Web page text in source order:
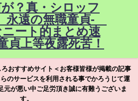
？真・シロッフ
遠の無職童貞-
ート的まとめ速
貞上等夜露死苦！
ろおすすめサイト＜お客様皆様が掲載の記事
のサービスを利用される事でかろうじて運
元が悪い中ご足労頂き誠に有難うございま
す。